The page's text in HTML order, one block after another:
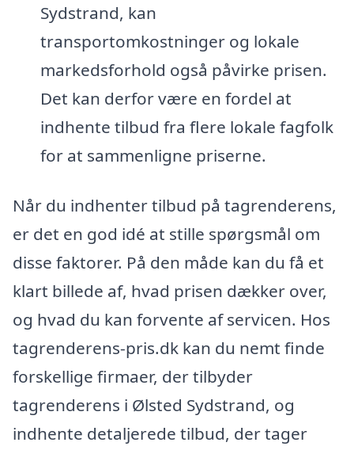
Sydstrand, kan
transportomkostninger og lokale
markedsforhold også påvirke prisen.
Det kan derfor være en fordel at
indhente tilbud fra flere lokale fagfolk
for at sammenligne priserne.
Når du indhenter tilbud på tagrenderens,
er det en god idé at stille spørgsmål om
disse faktorer. På den måde kan du få et
klart billede af, hvad prisen dækker over,
og hvad du kan forvente af servicen. Hos
tagrenderens-pris.dk kan du nemt finde
forskellige firmaer, der tilbyder
tagrenderens i Ølsted Sydstrand, og
indhente detaljerede tilbud, der tager